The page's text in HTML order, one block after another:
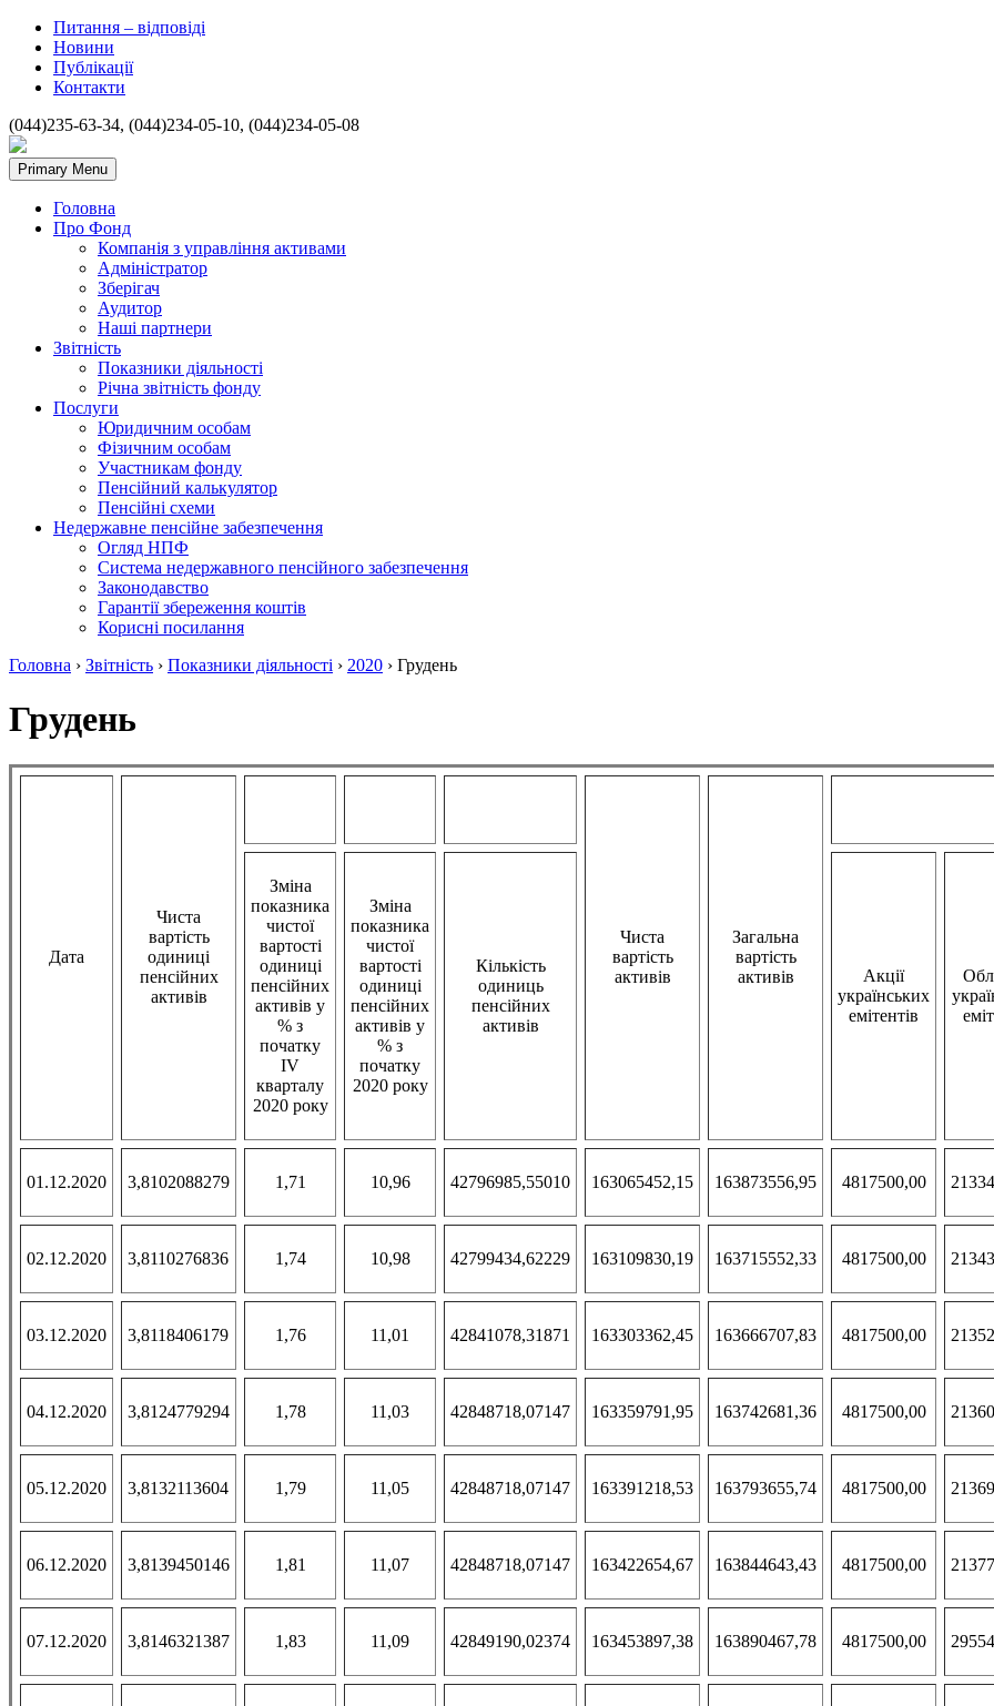
Питання – відповіді
Новини
Публікації
Контакти
(044)235-63-34, (044)234-05-10, (044)234-05-08
Primary Menu
Головна
Про Фонд
Компанія з управління активами
Адміністратор
Зберігач
Аудитор
Наші партнери
Звітність
Показники діяльності
Річна звітність фонду
Послуги
Юридичним особам
Фізичним особам
Участникам фонду
Пенсійний калькулятор
Пенсійні схеми
Недержавне пенсійне забезпечення
Огляд НПФ
Система недержавного пенсійного забезпечення
Законодавство
Гарантії збереження коштів
Корисні посилання
Головна › Звітність › Показники діяльності › 2020 › Грудень
Грудень
Дата
Чиста
вартість
одиниці
пенсійних
активів
Чиста
вартість
активів
Загальна
вартість
активів
Зміна
показника
чистої
вартості
одиниці
пенсійних
активів у
% з
початку
IV
кварталу
2020 року
Зміна
показника
чистої
вартості
одиниці
пенсійних
активів у
% з
початку
2020 року
Кількість
одиниць
пенсійних
активів
Акції
українських
емітентів
01.12.2020 3,8102088279 1,71 10,96 42796985,55010 163065452,15 163873556,95 4817500,00
02.12.2020 3,8110276836 1,74 10,98 42799434,62229 163109830,19 163715552,33 4817500,00
03.12.2020 3,8118406179 1,76 11,01 42841078,31871 163303362,45 163666707,83 4817500,00
04.12.2020 3,8124779294 1,78 11,03 42848718,07147 163359791,95 163742681,36 4817500,00
05.12.2020 3,8132113604 1,79 11,05 42848718,07147 163391218,53 163793655,74 4817500,00
06.12.2020 3,8139450146 1,81 11,07 42848718,07147 163422654,67 163844643,43 4817500,00
07.12.2020 3,8146321387 1,83 11,09 42849190,02374 163453897,38 163890467,78 4817500,00